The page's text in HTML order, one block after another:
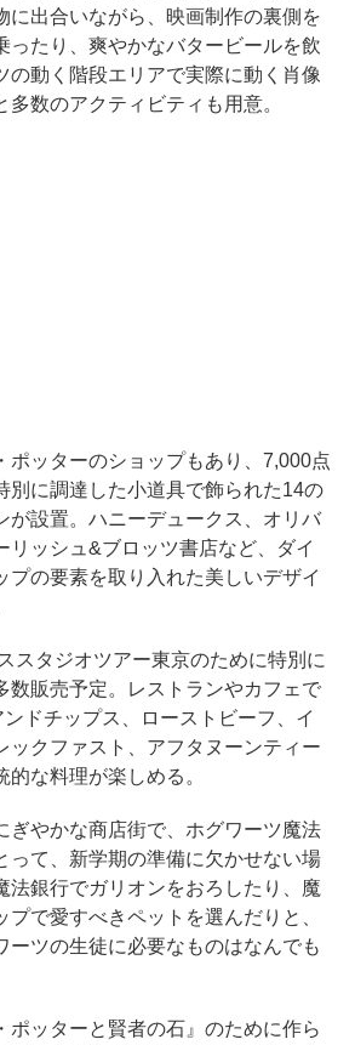
に出合いながら、映画制作の裏側を
ったり、爽やかなバタービールを飲
の動く階段エリアで実際に動く肖像
数のアクティビティも用意。
ポッターのショップもあり、7,000点
別に調達した小道具で飾られた14の
が設置。ハニーデュークス、オリバ
リッシュ&ブロッツ書店など、ダイ
プの要素を取り入れた美しいデザイ
スタジオツアー東京のために特別に
数販売予定。レストランやカフェで
ドチップス、ローストビーフ、イ
ックファスト、アフタヌーンティー
な料理が楽しめる。
ぎやかな商店街で、ホグワーツ魔法
って、新学期の準備に欠かせない場
法銀行でガリオンをおろしたり、魔
で愛すべきペットを選んだりと、
ーツの生徒に必要なものはなんでも
ポッターと賢者の石』のために作ら